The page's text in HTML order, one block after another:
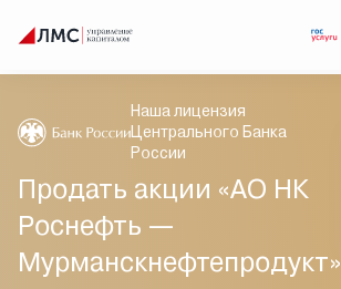
Наша лицензия
Центрального Банка
России
Продать акции «АО НК
Роснефть —
Мурманскнефтепродукт»